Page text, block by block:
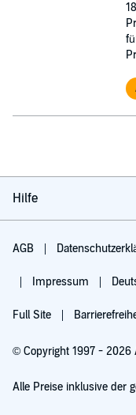
Hilfe
AGB
Impressum
Full Site
© Copyright 1997 - 2026
Alle Preise inklusive der